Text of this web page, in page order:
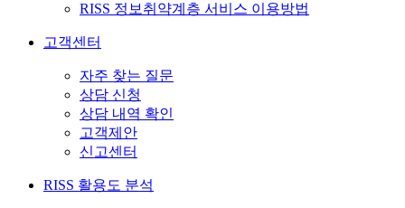
RISS 정보취약계층 서비스 이용방법
고객센터
자주 찾는 질문
상담 신청
상담 내역 확인
고객제안
신고센터
RISS 활용도 분석